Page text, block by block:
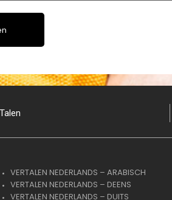
Talen
VERTALEN NEDERLANDS – ARABISCH
VERTALEN NEDERLANDS – DEENS
VERTALEN NEDERLANDS – DUITS